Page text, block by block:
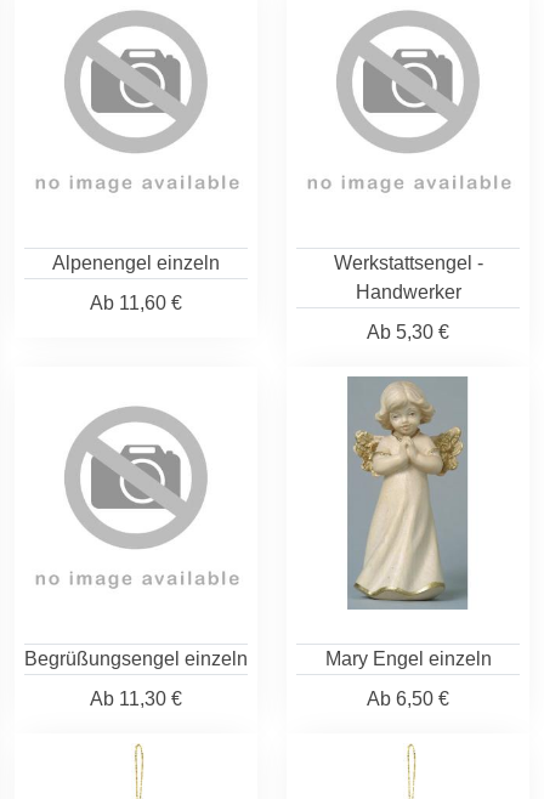
Alpenengel einzeln
Ab 11,60 €
Werkstattsengel -
Handwerker
Ab 5,30 €
Begrüßungsengel einzeln
Ab 11,30 €
Mary Engel einzeln
Ab 6,50 €